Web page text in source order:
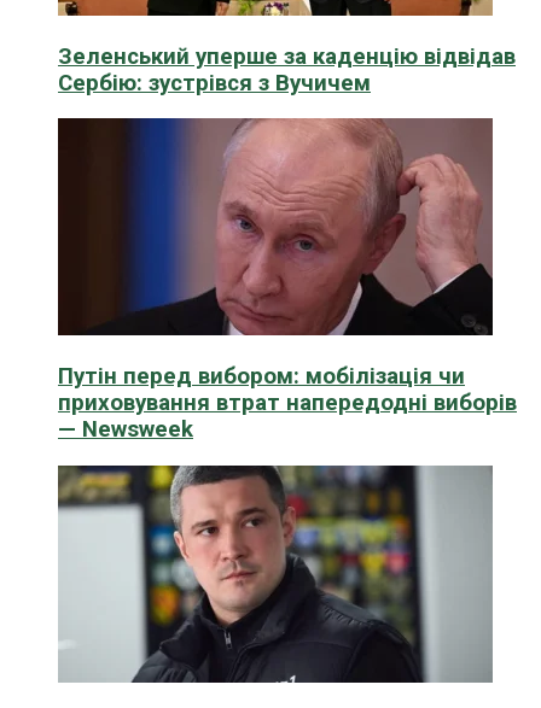
Зеленський уперше за каденцію відвідав
Сербію: зустрівся з Вучичем
Путін перед вибором: мобілізація чи
приховування втрат напередодні виборів
— Newsweek